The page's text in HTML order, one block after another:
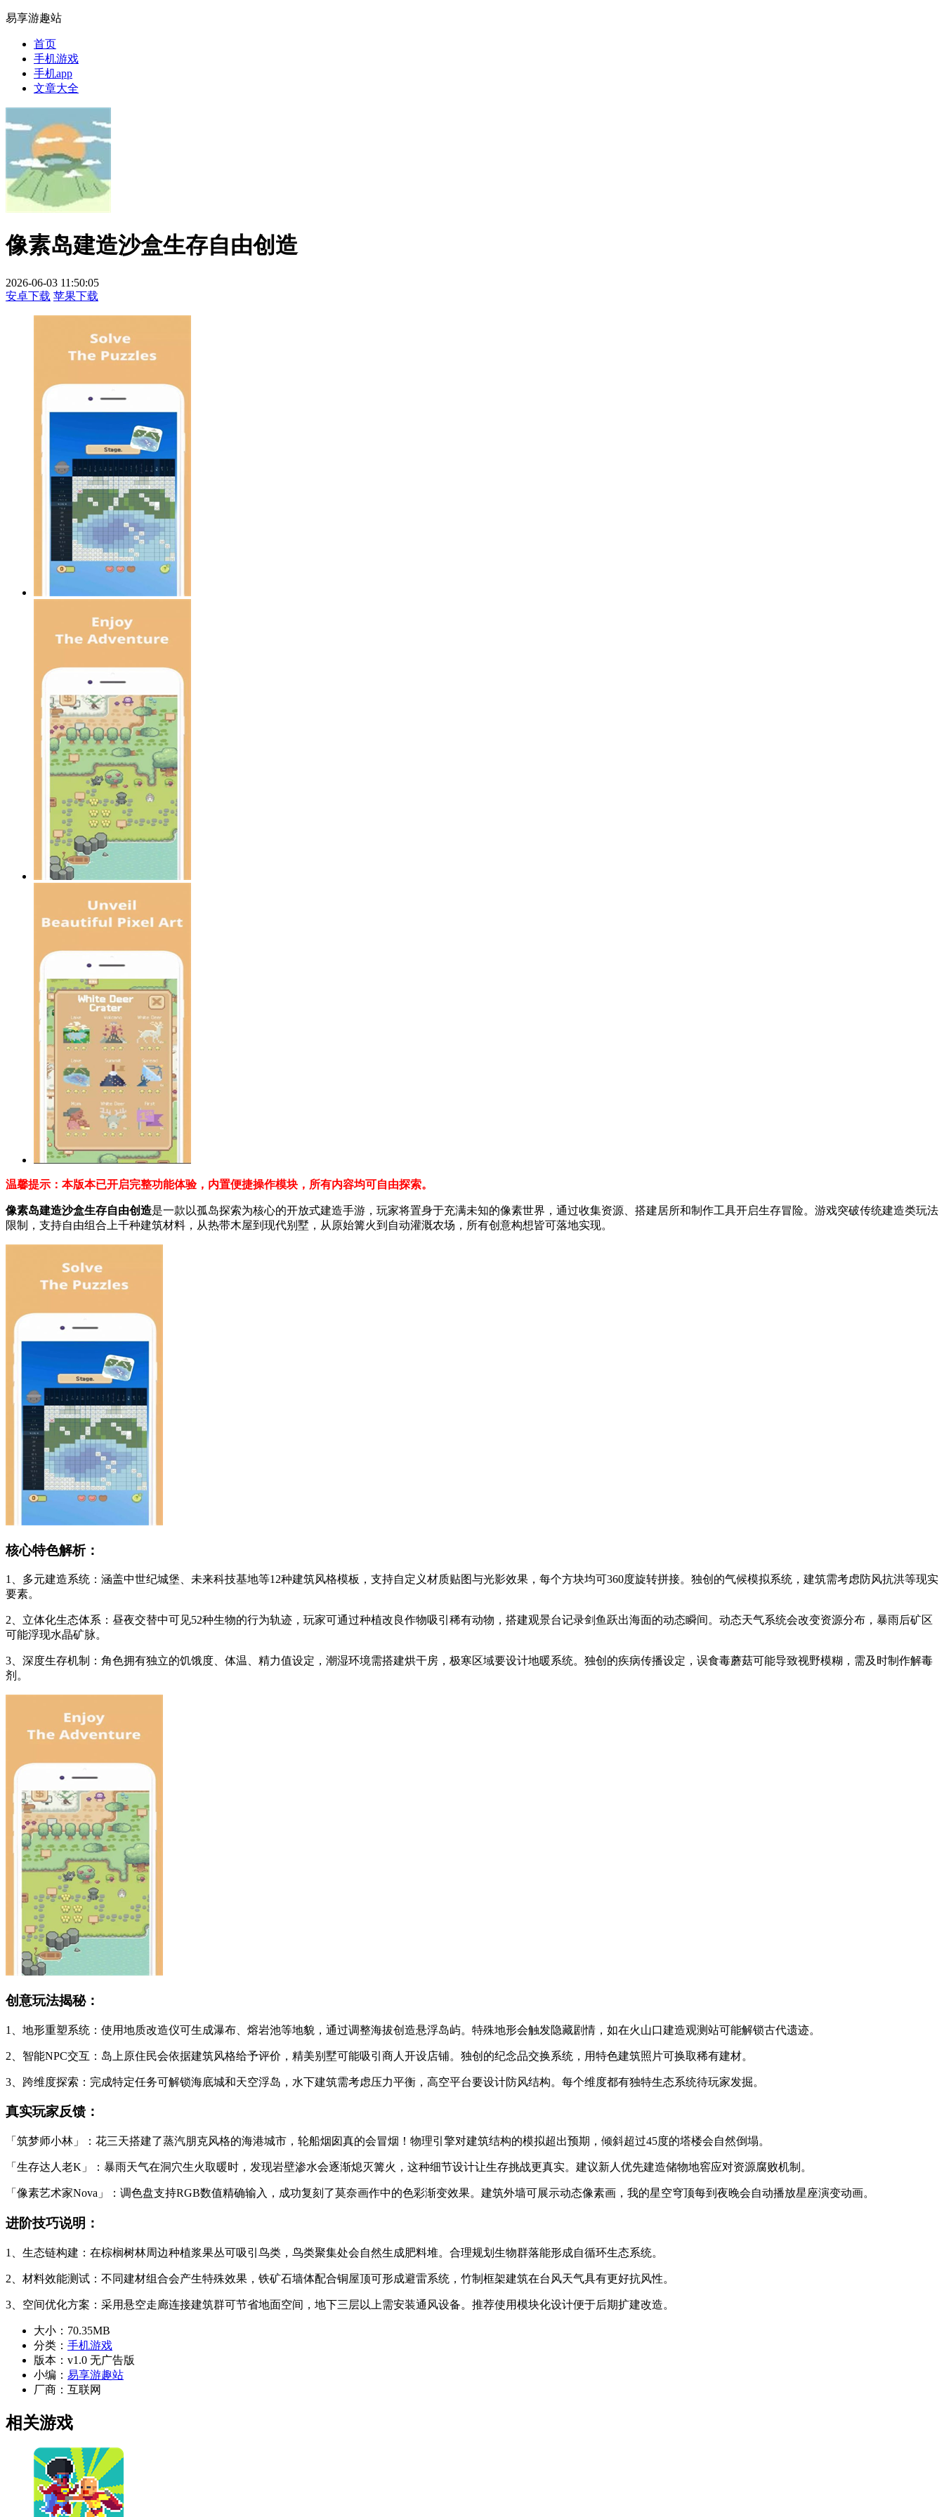
易享游趣站
首页
手机游戏
手机app
文章大全
像素岛建造沙盒生存自由创造
2026-06-03 11:50:05
安卓下载 苹果下载
温馨提示：本版本已开启完整功能体验，内置便捷操作模块，所有内容均可自由探索。
像素岛建造沙盒生存自由创造是一款以孤岛探索为核心的开放式建造手游，玩家将置身于充满未知的像素世界，通过收集资源、搭建居所和制作工具开启生存冒险。游戏突破传统建造类玩法
限制，支持自由组合上千种建筑材料，从热带木屋到现代别墅，从原始篝火到自动灌溉农场，所有创意构想皆可落地实现。
核心特色解析：
1、多元建造系统：涵盖中世纪城堡、未来科技基地等12种建筑风格模板，支持自定义材质贴图与光影效果，每个方块均可360度旋转拼接。独创的气候模拟系统，建筑需考虑防风抗洪等现实
要素。
2、立体化生态体系：昼夜交替中可见52种生物的行为轨迹，玩家可通过种植改良作物吸引稀有动物，搭建观景台记录剑鱼跃出海面的动态瞬间。动态天气系统会改变资源分布，暴雨后矿区
可能浮现水晶矿脉。
3、深度生存机制：角色拥有独立的饥饿度、体温、精力值设定，潮湿环境需搭建烘干房，极寒区域要设计地暖系统。独创的疾病传播设定，误食毒蘑菇可能导致视野模糊，需及时制作解毒
剂。
创意玩法揭秘：
1、地形重塑系统：使用地质改造仪可生成瀑布、熔岩池等地貌，通过调整海拔创造悬浮岛屿。特殊地形会触发隐藏剧情，如在火山口建造观测站可能解锁古代遗迹。
2、智能NPC交互：岛上原住民会依据建筑风格给予评价，精美别墅可能吸引商人开设店铺。独创的纪念品交换系统，用特色建筑照片可换取稀有建材。
3、跨维度探索：完成特定任务可解锁海底城和天空浮岛，水下建筑需考虑压力平衡，高空平台要设计防风结构。每个维度都有独特生态系统待玩家发掘。
真实玩家反馈：
「筑梦师小林」：花三天搭建了蒸汽朋克风格的海港城市，轮船烟囱真的会冒烟！物理引擎对建筑结构的模拟超出预期，倾斜超过45度的塔楼会自然倒塌。
「生存达人老K」：暴雨天气在洞穴生火取暖时，发现岩壁渗水会逐渐熄灭篝火，这种细节设计让生存挑战更真实。建议新人优先建造储物地窖应对资源腐败机制。
「像素艺术家Nova」：调色盘支持RGB数值精确输入，成功复刻了莫奈画作中的色彩渐变效果。建筑外墙可展示动态像素画，我的星空穹顶每到夜晚会自动播放星座演变动画。
进阶技巧说明：
1、生态链构建：在棕榈树林周边种植浆果丛可吸引鸟类，鸟类聚集处会自然生成肥料堆。合理规划生物群落能形成自循环生态系统。
2、材料效能测试：不同建材组合会产生特殊效果，铁矿石墙体配合铜屋顶可形成避雷系统，竹制框架建筑在台风天气具有更好抗风性。
3、空间优化方案：采用悬空走廊连接建筑群可节省地面空间，地下三层以上需安装通风设备。推荐使用模块化设计便于后期扩建改造。
大小： 70.35MB
分类： 手机游戏
版本： v1.0 无广告版
小编： 易享游趣站
厂商： 互联网
相关游戏